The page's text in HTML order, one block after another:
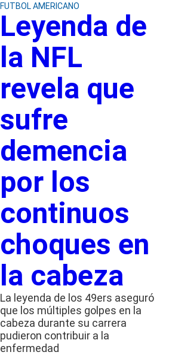
FUTBOL AMERICANO
Leyenda de
la NFL
revela que
sufre
demencia
por los
continuos
choques en
la cabeza
La leyenda de los 49ers aseguró
que los múltiples golpes en la
cabeza durante su carrera
pudieron contribuir a la
enfermedad